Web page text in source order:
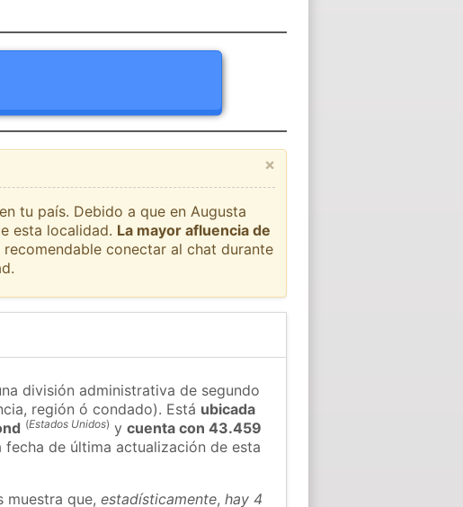
×
tu país. Debido a que en Augusta
esta localidad. La mayor afluencia de
conectar al chat durante
división administrativa de segundo
región ó condado). Está ubicada
(Estados Unidos) ycuenta con 43.459
fecha de última actualización de esta
muestra que,estadísticamente,hay 4